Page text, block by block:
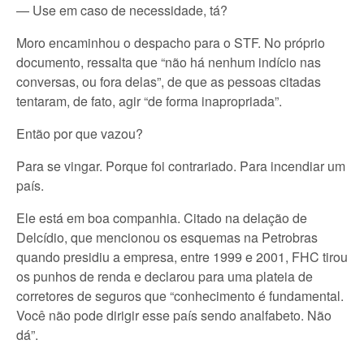
— Use em caso de necessidade, tá?
Moro encaminhou o despacho para o STF. No próprio
documento, ressalta que “não há nenhum indício nas
conversas, ou fora delas”, de que as pessoas citadas
tentaram, de fato, agir “de forma inapropriada”.
Então por que vazou?
Para se vingar. Porque foi contrariado. Para incendiar um
país.
Ele está em boa companhia. Citado na delação de
Delcídio, que mencionou os esquemas na Petrobras
quando presidiu a empresa, entre 1999 e 2001, FHC tirou
os punhos de renda e declarou para uma plateia de
corretores de seguros que “conhecimento é fundamental.
Você não pode dirigir esse país sendo analfabeto. Não
dá”.